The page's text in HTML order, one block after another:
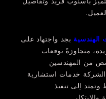
الهندسية بجد واجتهاد على
متجاوزةً توقعات
من المهندسين
الشركة خدمات استشارية
إلى تنفيذ